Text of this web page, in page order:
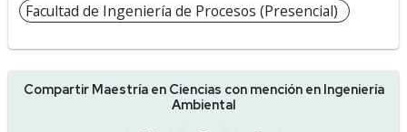
Facultad de Ingeniería de Procesos (Presencial)
Compartir Maestría en Ciencias con mención en Ingeniería
Ambiental